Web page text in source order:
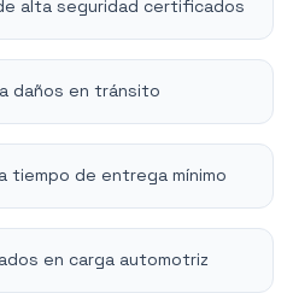
alta seguridad certificados
daños en tránsito
tiempo de entrega mínimo
en carga automotriz